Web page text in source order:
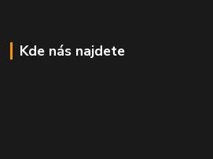
Kde nás najdete